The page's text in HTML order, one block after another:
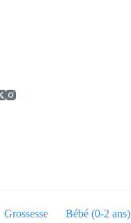
Grossesse Bébé (0-2 ans)